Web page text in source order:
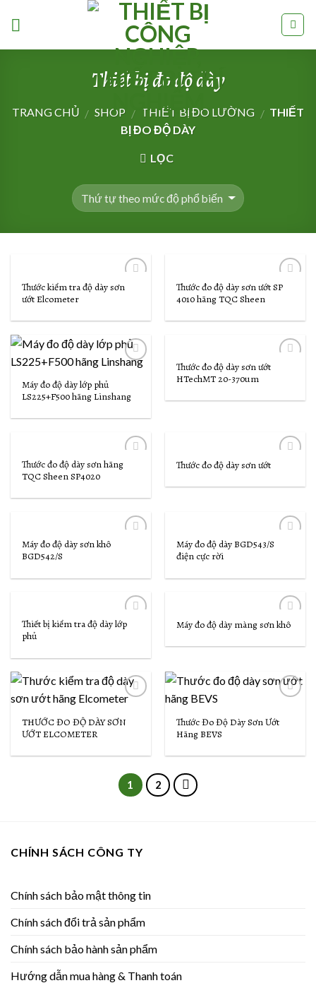
Thiết bị đo độ dày
TRANG CHỦ / SHOP / THIẾT BỊ ĐO LƯỜNG / THIẾT
BỊ ĐO ĐỘ DÀY
LỌC
Add to
Thước kiểm tra độ dày sơn
ướt Elcometer
Add to
Thước đo độ dày sơn ướt SP
4010 hãng TQC Sheen
Add to
Máy đo độ dày lớp phủ
LS225+F500 hãng Linshang
Add to
Thước đo độ dày sơn ướt
HTechMT 20-370um
Add to
Thước đo độ dày sơn hãng
TQC Sheen SP4020
Add to
Thước đo độ dày sơn ướt
Máy đo độ dày sơn khô
BGD542/S
Add to
Máy đo độ dày BGD543/S
điện cực rời
Add to
Thiết bị kiểm tra độ dày lớp
phủ
Add to
Máy đo độ dày màng sơn khô
Wishlist
THƯỚC ĐO ĐỘ DÀY SƠN
ƯỚT ELCOMETER
Wishlist
Thước Đo Độ Dày Sơn Ướt
Hãng BEVS
1 2
CHÍNH SÁCH CÔNG TY
Chính sách bảo mật thông tin
Chính sách đổi trả sản phẩm
Chính sách bảo hành sản phẩm
Hướng dẫn mua hàng & Thanh toán